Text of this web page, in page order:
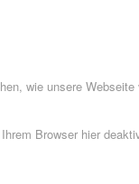
wie unsere
Browser hier